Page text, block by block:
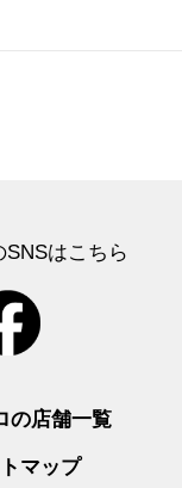
はこちら
の店舗一覧
マップ